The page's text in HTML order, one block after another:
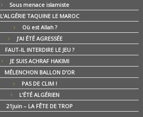
Sous menace islamiste
L’ALGÉRIE TAQUINE LE MAROC
Où est Allah ?
J’AI ÉTÉ AGRESSÉE
FAUT-IL INTERDIRE LE JEU ?
JE SUIS ACHRAF HAKIMI
MÉLENCHON BALLON D’OR
PAS DE CLIM !
L’ÉTÉ ALGÉRIEN
21juin – LA FÊTE DE TROP